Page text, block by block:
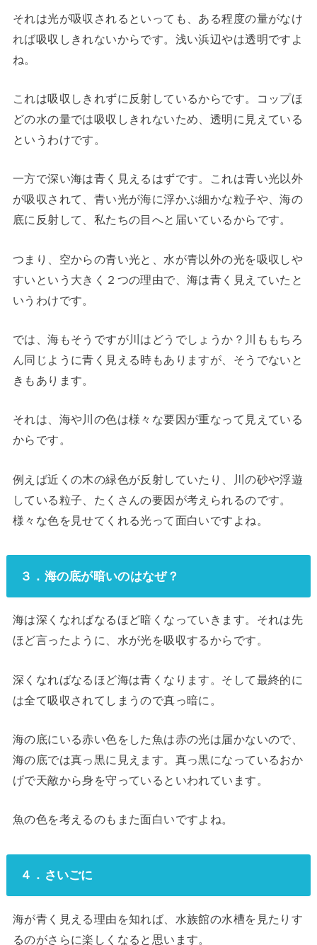
それは光が吸収されるといっても、ある程度の量がなけ
れば吸収しきれないからです。浅い浜辺やは透明ですよ
ね。
これは吸収しきれずに反射しているからです。コップほ
どの水の量では吸収しきれないため、透明に見えている
というわけです。
一方で深い海は青く見えるはずです。これは青い光以外
が吸収されて、青い光が海に浮かぶ細かな粒子や、海の
底に反射して、私たちの目へと届いているからです。
つまり、空からの青い光と、水が青以外の光を吸収しや
すいという大きく２つの理由で、海は青く見えていたと
いうわけです。
では、海もそうですが川はどうでしょうか？川ももちろ
ん同じように青く見える時もありますが、そうでないと
きもあります。
それは、海や川の色は様々な要因が重なって見えている
からです。
例えば近くの木の緑色が反射していたり、川の砂や浮遊
している粒子、たくさんの要因が考えられるのです。
様々な色を見せてくれる光って面白いですよね。
３．海の底が暗いのはなぜ？
海は深くなればなるほど暗くなっていきます。それは先
ほど言ったように、水が光を吸収するからです。
深くなればなるほど海は青くなります。そして最終的に
は全て吸収されてしまうので真っ暗に。
海の底にいる赤い色をした魚は赤の光は届かないので、
海の底では真っ黒に見えます。真っ黒になっているおか
げで天敵から身を守っているといわれています。
魚の色を考えるのもまた面白いですよね。
４．さいごに
海が青く見える理由を知れば、水族館の水槽を見たりす
るのがさらに楽しくなると思います。